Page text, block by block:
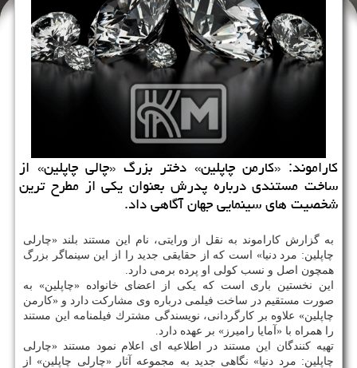
كاراموند: «كارمن چاپلین» دختر بزرگ «چالی چاپلین» از
ساخت مستندی درباره پدرش بعنوان یكی از مطرح ترین
شخصیت های سینمایی جهان آگاهی داد.
به گزارش كاراموند به نقل از ورایتی، نام این مستند بلند «چارلی
چاپلین: مرد دنیا» است كه از حقایقی جدید را از این سینماگر بزرگ
همچون اصل و نسب كولی او پرده برمی دارد.
این نخستین باری است كه یكی از اعضای خانواده «چاپلین» به
صورت مستقیم در ساخت فیلمی درباره وی مشاركت دارد و «كارمن
چاپلین» علاوه بر كارگردانی، نویسندگی مشترك فیلمنامه این مستند
را همراه با «آمایا رامیرز» بر عهده دارد.
تهیه كنندگان این مستند در اطلاعیه ای اعلام نمود مستند «چارلی
چاپلین: مرد دنیا» نگاهی جدید به مجموعه آثار «چارلی چاپلین» از